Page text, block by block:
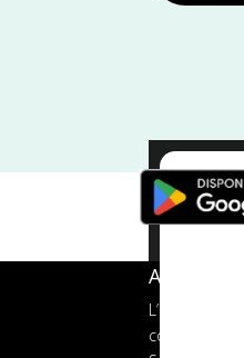
A propos
coureurs